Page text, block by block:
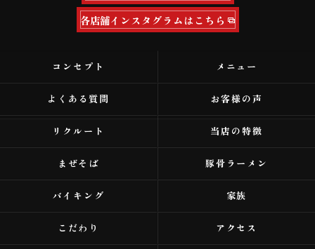
各店舗インスタグラムはこちら
コンセプト メニュー
よくある質問 お客様の声
リクルート 当店の特徴
まぜそば 豚骨ラーメン
バイキング 家族
こだわり アクセス